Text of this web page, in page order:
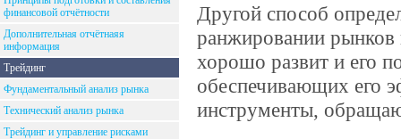
финансовой отчётности
Дополнительная отчётнаяя
информация
Трейдинг
Фундаментальный анализ рынка
Технический анализ рынка
Трейдинг и управление рисками
Другой способ
ранжировании рынков
хорошо развит и его
обеспечивающих его
инструменты,